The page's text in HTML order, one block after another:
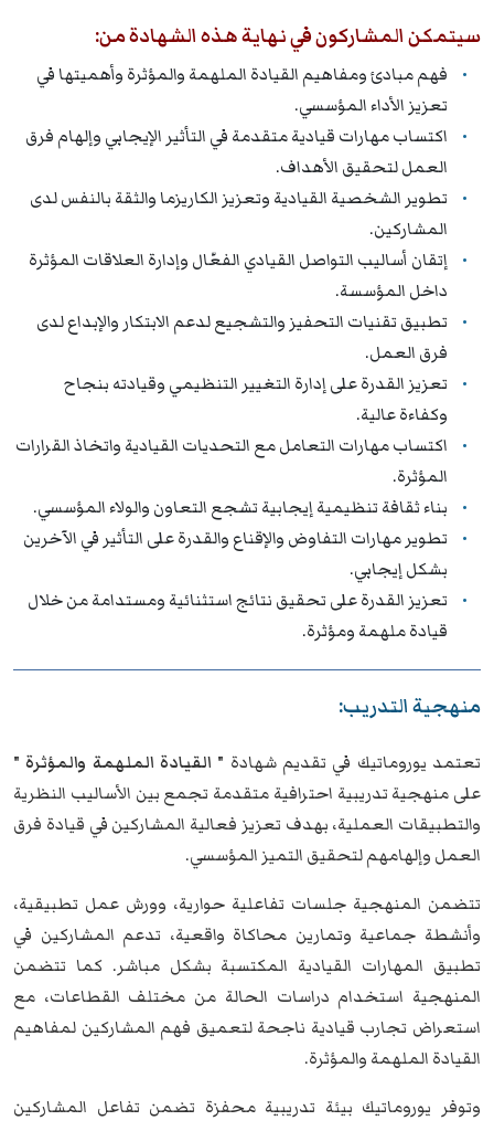
سيتمكن المشاركون في نهاية هذه الشهادة من:
فهم مبادئ ومفاهيم القيادة الملهمة والمؤثرة وأهميتها في
تعزيز الأداء المؤسسي.
اكتساب مهارات قيادية متقدمة في التأثير الإيجابي وإلهام فرق
العمل لتحقيق الأهداف.
تطوير الشخصية القيادية وتعزيز الكاريزما والثقة بالنفس لدى
المشاركين.
إتقان أساليب التواصل القيادي الفعّال وإدارة العلاقات المؤثرة
داخل المؤسسة.
تطبيق تقنيات التحفيز والتشجيع لدعم الابتكار والإبداع لدى
فرق العمل.
تعزيز القدرة على إدارة التغيير التنظيمي وقيادته بنجاح
وكفاءة عالية.
اكتساب مهارات التعامل مع التحديات القيادية واتخاذ القرارات
المؤثرة.
بناء ثقافة تنظيمية إيجابية تشجع التعاون والولاء المؤسسي.
تطوير مهارات التفاوض والإقناع والقدرة على التأثير في الآخرين
بشكل إيجابي.
تعزيز القدرة على تحقيق نتائج استثنائية ومستدامة من خلال
قيادة ملهمة ومؤثرة.
منهجية التدريب:
تعتمد يوروماتيك في تقديم شهادة " القيادة الملهمة والمؤثرة "
على منهجية تدريبية احترافية متقدمة تجمع بين الأساليب النظرية
والتطبيقات العملية، بهدف تعزيز فعالية المشاركين في قيادة فرق
العمل وإلهامهم لتحقيق التميز المؤسسي.
تتضمن المنهجية جلسات تفاعلية حوارية، وورش عمل تطبيقية،
وأنشطة جماعية وتمارين محاكاة واقعية، تدعم المشاركين في
تطبيق المهارات القيادية المكتسبة بشكل مباشر. كما تتضمن
المنهجية استخدام دراسات الحالة من مختلف القطاعات، مع
استعراض تجارب قيادية ناجحة لتعميق فهم المشاركين لمفاهيم
القيادة الملهمة والمؤثرة.
وتوفر يوروماتيك بيئة تدريبية محفزة تضمن تفاعل المشاركين